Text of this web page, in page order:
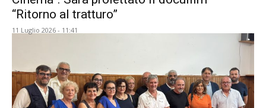
“Ritorno al tratturo”
11 Luglio 2026 - 11:41